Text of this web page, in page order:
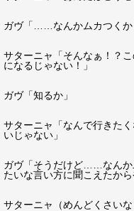
ガヴ「……なんかムカつくか
サターニャ「そんなぁ！？
になるじゃない！」
ガヴ「知るか」
サターニャ「なんで行きた
いじゃない」
ガヴ「そうだけど……なんか
たいな言い方に聞こえたから
サターニャ（めんどくさい